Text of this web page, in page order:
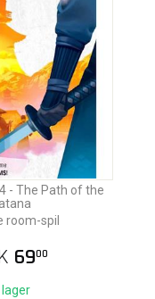
- The Path of the
room-spil
6900
lager